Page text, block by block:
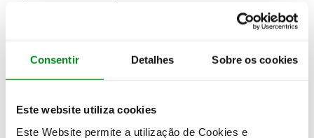
Consentir Detalhes Sobre os cookies
Este website utiliza cookies
Este Website permite a utilização de Cookies e
Ainda colaborou com a Citroën no desenvolvimento
do popular BX e com a Renault para projetar o
Espada e Cizeta-Moroder V16T
trabalhou com a TaTa Motors em 2017 para criar o
TaMo Racemo, um protótipo desportivo que foi